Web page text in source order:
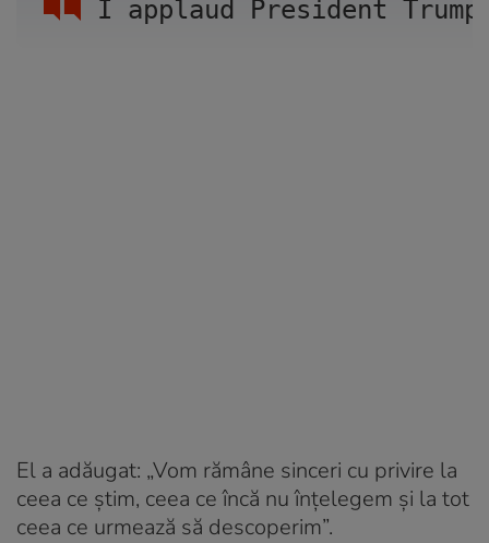
I applaud President
El a adăugat: „Vom rămâne sinceri cu privire la
ceea ce știm, ceea ce încă nu înțelegem și la tot
ceea ce urmează să descoperim”.